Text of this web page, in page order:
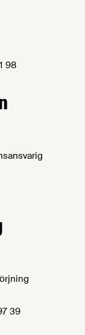
98
39